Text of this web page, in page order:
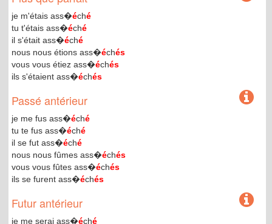
je m'étais ass�éché
tu t'étais ass�éché
il s'était ass�éché
nous nous étions ass�échés
vous vous étiez ass�échés
ils s'étaient ass�échés
Passé antérieur
je me fus ass�éché
tu te fus ass�éché
il se fut ass�éché
nous nous fûmes ass�échés
vous vous fûtes ass�échés
ils se furent ass�échés
Futur antérieur
je me serai ass�éché